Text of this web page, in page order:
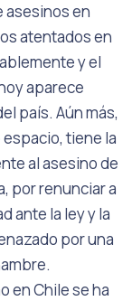
asesinos en
atentados en
y el
aparece
país. Aún más,
tiene la
al asesino de
por renunciar a
ante la ley y la
por una
en Chile se ha